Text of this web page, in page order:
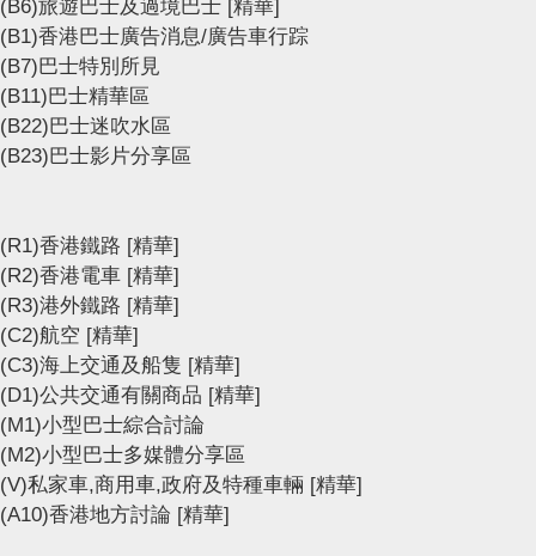
(B6)旅遊巴士及過境巴士 [精華]
(B1)香港巴士廣告消息/廣告車行踪
(B7)巴士特別所見
(B11)巴士精華區
(B22)巴士迷吹水區
(B23)巴士影片分享區
(R1)香港鐵路 [精華]
(R2)香港電車 [精華]
(R3)港外鐵路 [精華]
(C2)航空 [精華]
(C3)海上交通及船隻 [精華]
(D1)公共交通有關商品 [精華]
(M1)小型巴士綜合討論
(M2)小型巴士多媒體分享區
(V)私家車,商用車,政府及特種車輛 [精華]
(A10)香港地方討論 [精華]